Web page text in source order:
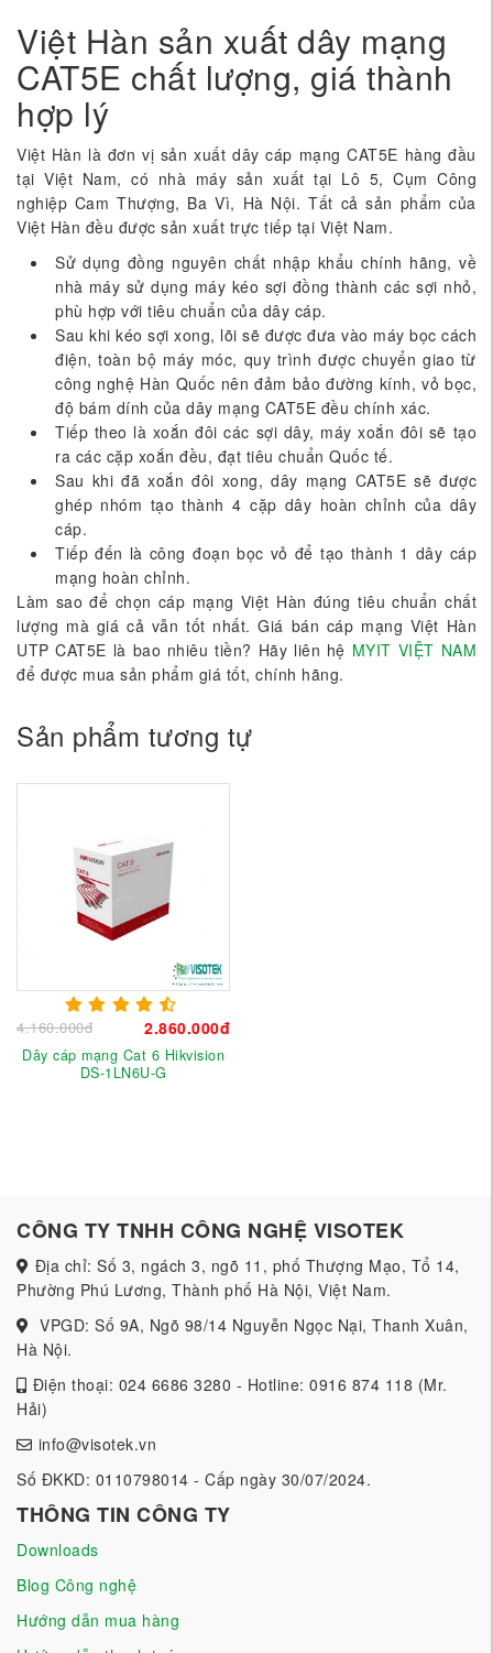
Việt Hàn sản xuất dây mạng
CAT5E chất lượng, giá thành
hợp lý
Việt Hàn là đơn vị sản xuất dây cáp mạng CAT5E hàng đầu
tại Việt Nam, có nhà máy sản xuất tại Lô 5, Cụm Công
nghiệp Cam Thượng, Ba Vì, Hà Nội. Tất cả sản phẩm của
Việt Hàn đều được sản xuất trực tiếp tại Việt Nam.
Sử dụng đồng nguyên chất nhập khẩu chính hãng, về
nhà máy sử dụng máy kéo sợi đồng thành các sợi nhỏ,
phù hợp với tiêu chuẩn của dây cáp.
Sau khi kéo sợi xong, lõi sẽ được đưa vào máy bọc cách
điện, toàn bộ máy móc, quy trình được chuyển giao từ
công nghệ Hàn Quốc nên đảm bảo đường kính, vỏ bọc,
độ bám dính của dây mạng CAT5E đều chính xác.
Tiếp theo là xoắn đôi các sợi dây, máy xoắn đôi sẽ tạo
ra các cặp xoắn đều, đạt tiêu chuẩn Quốc tế.
Sau khi đã xoắn đôi xong, dây mạng CAT5E sẽ được
ghép nhóm tạo thành 4 cặp dây hoàn chỉnh của dây
cáp.
Tiếp đến là công đoạn bọc vỏ để tạo thành 1 dây cáp
mạng hoàn chỉnh.
Làm sao để chọn cáp mạng Việt Hàn đúng tiêu chuẩn chất
lượng mà giá cả vẫn tốt nhất. Giá bán cáp mạng Việt Hàn
UTP CAT5E là bao nhiêu tiền? Hãy liên hệ MYIT VIỆT NAM
để được mua sản phẩm giá tốt, chính hãng.
Sản phẩm tương tự
4.160.000đ 2.860.000đ
Dây cáp mạng Cat 6 Hikvision
DS-1LN6U-G
CÔNG TY TNHH CÔNG NGHỆ VISOTEK
Địa chỉ: Số 3, ngách 3, ngõ 11, phố Thượng Mạo, Tổ 14,
Phường Phú Lương, Thành phố Hà Nội, Việt Nam.
VPGD: Số 9A, Ngõ 98/14 Nguyễn Ngọc Nại, Thanh Xuân,
Hà Nội.
Điện thoại: 024 6686 3280 - Hotline: 0916 874 118 (Mr.
Hải)
info@visotek.vn
Số ĐKKD: 0110798014 - Cấp ngày 30/07/2024.
THÔNG TIN CÔNG TY
Downloads
Blog Công nghệ
Hướng dẫn mua hàng